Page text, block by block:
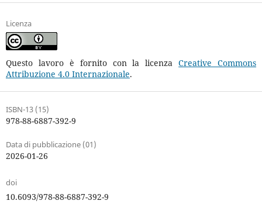
Licenza
Questo lavoro è fornito con la licenzaCreative Commons
Attribuzione 4.0 Internazionale.
ISBN-13 (15)
978-88-6887-392-9
Data di pubblicazione (01)
2026-01-26
doi
10.6093/978-88-6887-392-9